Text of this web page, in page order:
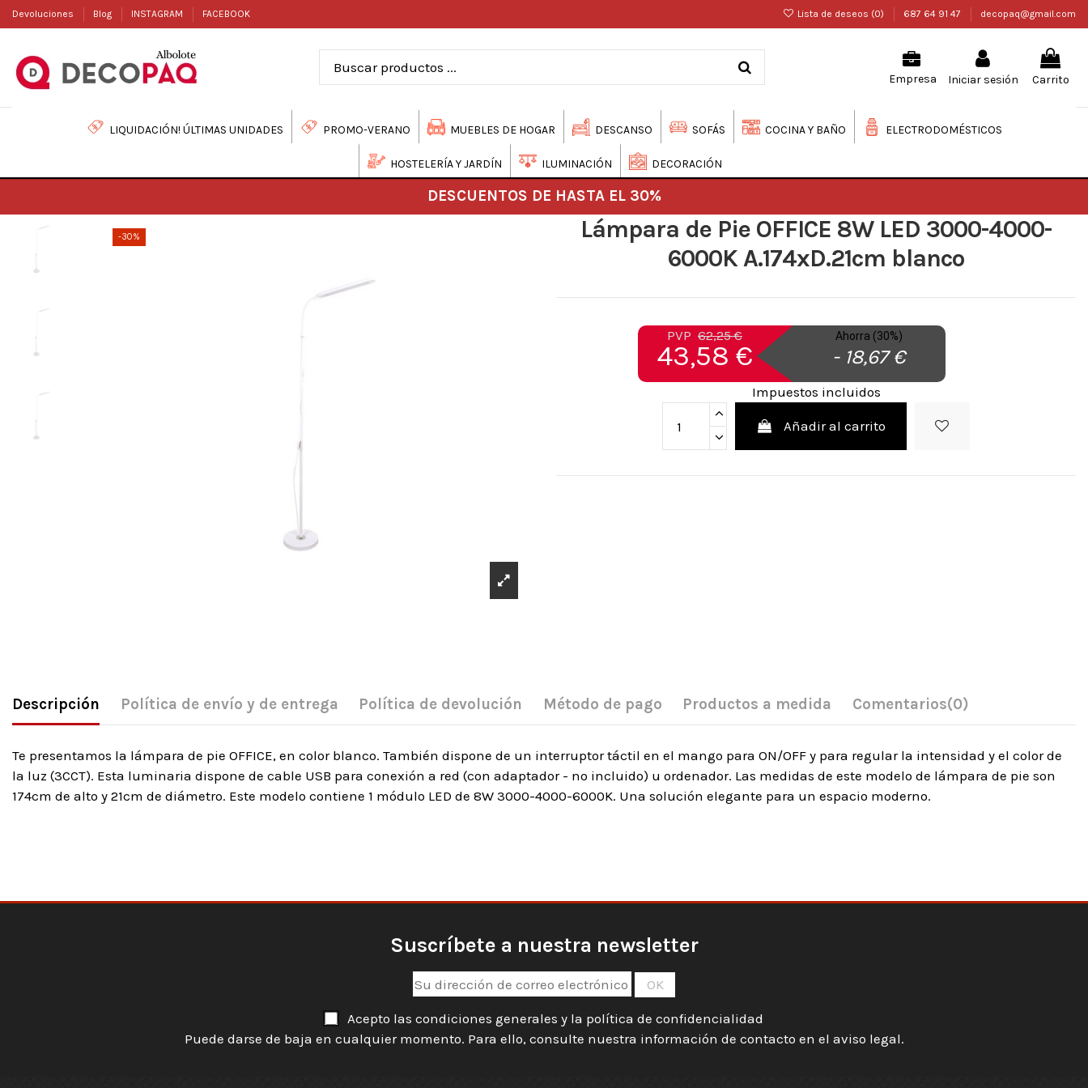
Devoluciones Blog INSTAGRAM FACEBOOK Lista de deseos (0) 687 64 91 47 decopaq@gmail.com
Empresa Iniciar sesión Carrito
LIQUIDACIÓN! ÚLTIMAS UNIDADES PROMO-VERANO MUEBLES DE HOGAR DESCANSO SOFÁS COCINA Y BAÑO ELECTRODOMÉSTICOS
HOSTELERÍA Y JARDÍN ILUMINACIÓN DECORACIÓN
DESCUENTOS DE HASTA EL 30%
-30%
Lámpara de Pie OFFICE 8W LED 3000-4000-
6000K A.174xD.21cm blanco
PVP 62,25 €
43,58 €
Ahorra (30%)
- 18,67 €
Impuestos incluidos
Añadir al carrito
Descripción Política de envío y de entrega Política de devolución Método de pago Productos a medida Comentarios(0)
Te presentamos la lámpara de pie OFFICE, en color blanco. También dispone de un interruptor táctil en el mango para ON/OFF y para regular la intensidad y el color de
la luz (3CCT). Esta luminaria dispone de cable USB para conexión a red (con adaptador - no incluido) u ordenador. Las medidas de este modelo de lámpara de pie son
174cm de alto y 21cm de diámetro. Este modelo contiene 1 módulo LED de 8W 3000-4000-6000K. Una solución elegante para un espacio moderno.
Suscríbete a nuestra newsletter
Acepto las condiciones generales y la política de confidencialidad
Puede darse de baja en cualquier momento. Para ello, consulte nuestra información de contacto en el aviso legal.